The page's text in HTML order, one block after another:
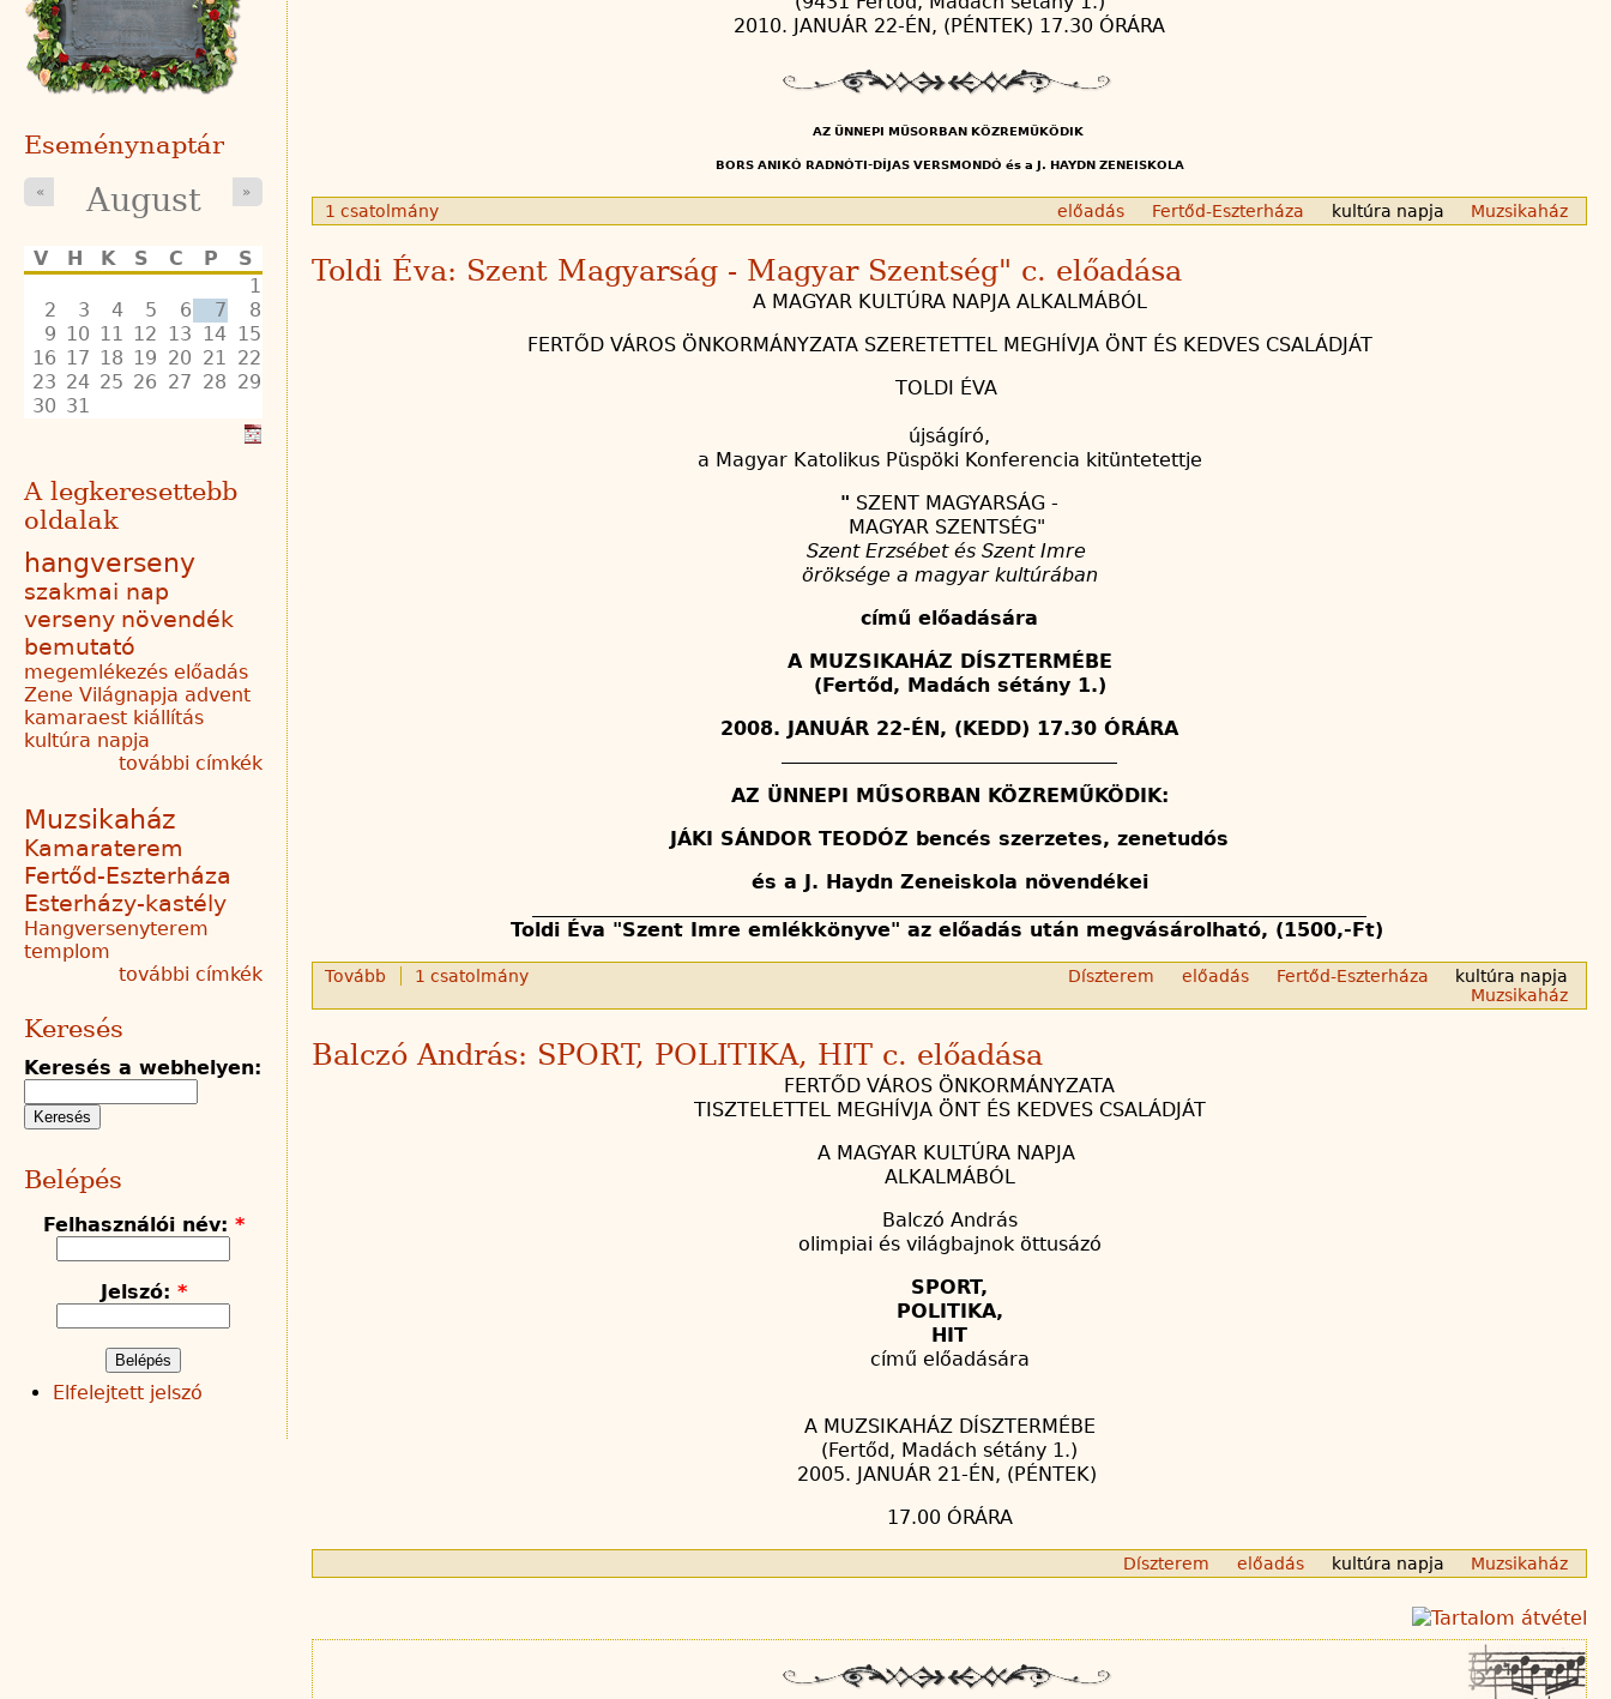
2010. JANUÁR 22-ÉN, (PÉNTEK) 17.30 ÓRÁRA
AZ ÜNNEPI MŰSORBAN KÖZREMŰKÖDIK
BORS ANIKÓ RADNÓTI-DÍJAS VERSMONDÓ és a J. HAYDN ZENEISKOLA
1 csatolmány előadás Fertőd-Eszterháza kultúra napja Muzsikaház
Toldi Éva: Szent Magyarság - Magyar Szentség" c. előadása
A MAGYAR KULTÚRA NAPJA ALKALMÁBÓL
FERTŐD VÁROS ÖNKORMÁNYZATA SZERETETTEL MEGHÍVJA ÖNT ÉS KEDVES CSALÁDJÁT
TOLDI ÉVA
újságíró,
a Magyar Katolikus Püspöki Konferencia kitüntetettje
" SZENT MAGYARSÁG -
MAGYAR SZENTSÉG"
Szent Erzsébet és Szent Imre
öröksége a magyar kultúrában
című előadására
A MUZSIKAHÁZ DÍSZTERMÉBE
(Fertőd, Madách sétány 1.)
2008. JANUÁR 22-ÉN, (KEDD) 17.30 ÓRÁRA
AZ ÜNNEPI MŰSORBAN KÖZREMŰKÖDIK:
JÁKI SÁNDOR TEODÓZ bencés szerzetes, zenetudós
és a J. Haydn Zeneiskola növendékei
Toldi Éva "Szent Imre emlékkönyve" az előadás után megvásárolható, (1500,-Ft)
Tovább 1 csatolmány Díszterem előadás Fertőd-Eszterháza
kultúra napja
Muzsikaház
Balczó András: SPORT, POLITIKA, HIT c. előadása
FERTŐD VÁROS ÖNKORMÁNYZATA
TISZTELETTEL MEGHÍVJA ÖNT ÉS KEDVES CSALÁDJÁT
A MAGYAR KULTÚRA NAPJA
ALKALMÁBÓL
Balczó András
olimpiai és világbajnok öttusázó
SPORT,
POLITIKA,
HIT
című előadására
A MUZSIKAHÁZ DÍSZTERMÉBE
(Fertőd, Madách sétány 1.)
2005. JANUÁR 21-ÉN, (PÉNTEK)
17.00 ÓRÁRA
Díszterem előadás kultúra napja Muzsikaház
Eseménynaptár
« August »
V H K S C P
S
1
2
3 4 5 6 7
8
9 10 11 12 13 14 15
16 17 18 19 20 21
22
23 24 25 26 27 28 29
30 31
A legkeresettebb
oldalak
hangverseny
szakmai nap
verseny növendék
bemutató
megemlékezés előadás
Zene Világnapja advent
kamaraest kiállítás
kultúra napja
további címkék
Muzsikaház
Kamaraterem
Fertőd-Eszterháza
Esterházy-kastély
Hangversenyterem
templom
további címkék
Keresés
Keresés a webhelyen:
Belépés
Felhasználói név: *
Jelszó: *
Elfelejtett jelszó